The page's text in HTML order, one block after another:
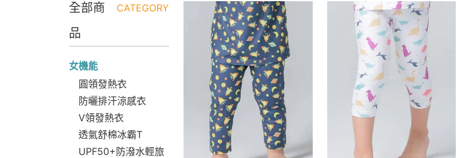
全部商
品
CATEGORY
女機能
圓領發熱衣
防曬排汗涼感衣
V領發熱衣
透氣舒棉冰霸T
UPF50+防潑水輕旅